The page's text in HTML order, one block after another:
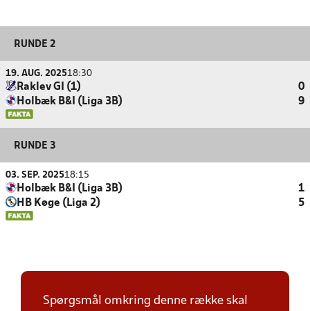
RUNDE 2
19. AUG. 202518:30
Raklev GI (1)
0
Holbæk B&I (Liga 3B)
9
RUNDE 3
03. SEP. 202518:15
Holbæk B&I (Liga 3B)
1
HB Køge (Liga 2)
5
Spørgsmål omkring denne række skal